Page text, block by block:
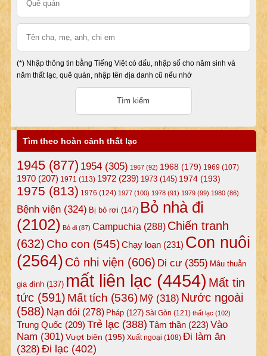
(*) Nhập thông tin bằng Tiếng Việt có dấu, nhập số cho năm sinh và
năm thất lạc, quê quán, nhập tên địa danh cũ nếu nhớ
Tìm theo hoàn cảnh thất lạc
1945(877) 1954(305) 1967(92) 1968(179) 1969 (107)
1970(207) 1971 (113) 1972(239) 1973(145) 1974(193)
1975 (813) 1976 (124) 1977(100) 1978(91) 1979(99) 1980(86)
Bệnh viện(324) Bị bỏ rơi (147) Bỏ nhà đi
(2102) Bỏ đi(87) Campuchia (288) Chiến tranh
(632) Cho con (545)Chạy loạn(231) Con nuôi
(2564) Cô nhi viện (606) Di cư(355) Mâu thuẫn
gia đình(137) mất liên lạc (4454) Mất tin
tức(591) Mất tích (536) Mỹ(318) Nước ngoài
(588) Nạn đói (278) Pháp(127) Sài Gòn (121) thất lạc (102)
Trung Quốc (209) Trẻ lạc(388) Tâm thần(223) Vào
Nam (301) Vượt biên (195) Xuất ngoại (108) Đi làm ăn
(328) Đi lạc(402)